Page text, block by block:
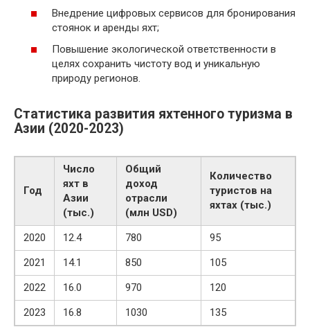
Внедрение цифровых сервисов для бронирования
стоянок и аренды яхт;
Повышение экологической ответственности в
целях сохранить чистоту вод и уникальную
природу регионов.
Статистика развития яхтенного туризма в
Азии (2020-2023)
Год
Число
яхт в
Азии
(тыс.)
Общий
доход
отрасли
(млн USD)
Количество
туристов на
яхтах (тыс.)
2020 12.4 780
95
2021
14.1 850
105
2022
16.0 970
120
2023
16.8 1030 135